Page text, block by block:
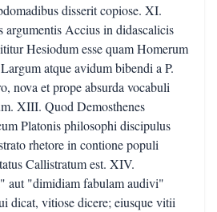
disserit copiose. XI.
argumentis Accius in didascalicis
Hesiodum esse quam Homerum
atque avidum bibendi a P.
nova et prope absurda vocabuli
XIII. Quod Demosthenes
Platonis philosophi discipulus
rhetore in contione populi
Callistratum est. XIV.
aut "dimidiam fabulam audivi"
dicat, vitiose dicere; eiusque vitii